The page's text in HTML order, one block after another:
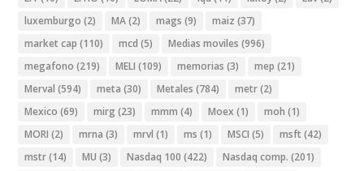
luxemburgo (2) MA(2) mags (9) maiz (37)
market cap (110) mcd (5) Medias moviles (996)
megafono (219) MELI (109) memorias (3) mep (21)
Merval (594) meta (30) Metales (784) metr(2)
Mexico (69) mirg (23) mmm (4) Moex (1) moh (1)
MORI (2) mrna (3) mrvl (1) ms (1) MSCI (5) msft (42)
mstr(14) MU (3) Nasdaq 100 (422) Nasdaq comp. (201)